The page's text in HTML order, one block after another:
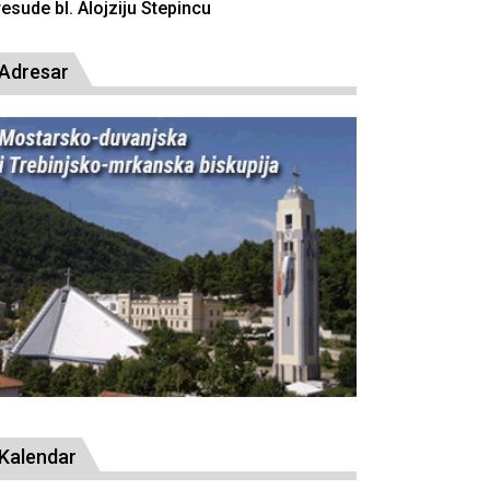
bl. Alojziju Stepincu